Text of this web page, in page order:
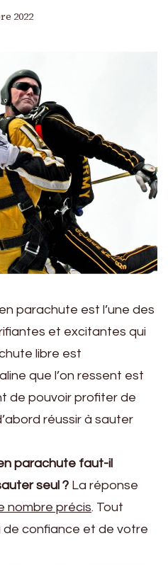
2022
parachute est l’une des
et excitantes qui
libre est
que l’on ressent est
de pouvoir profiter de
réussir à sauter
parachute faut-il
seul ? La réponse
nombre précis. Tout
confiance et de votre